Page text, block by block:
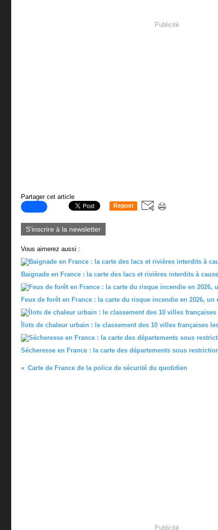
Publicité
Partager cet article
Repost
S'inscrire à la newsletter
Vous aimerez aussi :
Baignade en France : la carte des lacs et rivières interdits à
Feux de forêt en France : la carte du risque incendie en 2026, un
Îlots de chaleur urbain : le classement des 10 villes françaises
Sécheresse en France : la carte des départements sous
Carte de France de la police de sécurité du quotidien
Publicité